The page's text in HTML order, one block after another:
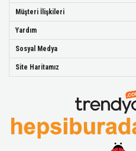
Müşteri İlişkileri
Yardım
Sosyal Medya
Site Haritamız